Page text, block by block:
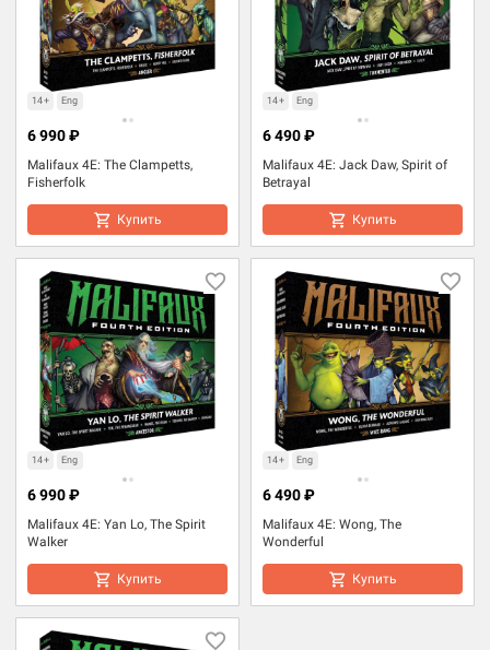
14+ Eng
Malifaux 4E: The Clampetts,
Fisherfolk
6 990 ₽
Купить
14+ Eng
Malifaux 4E: Jack Daw, Spirit of
Betrayal
6 490 ₽
Купить
14+ Eng
Malifaux 4E: Yan Lo, The Spirit
Walker
6 990 ₽
Купить
14+ Eng
Malifaux 4E: Wong, The
Wonderful
6 490 ₽
Купить